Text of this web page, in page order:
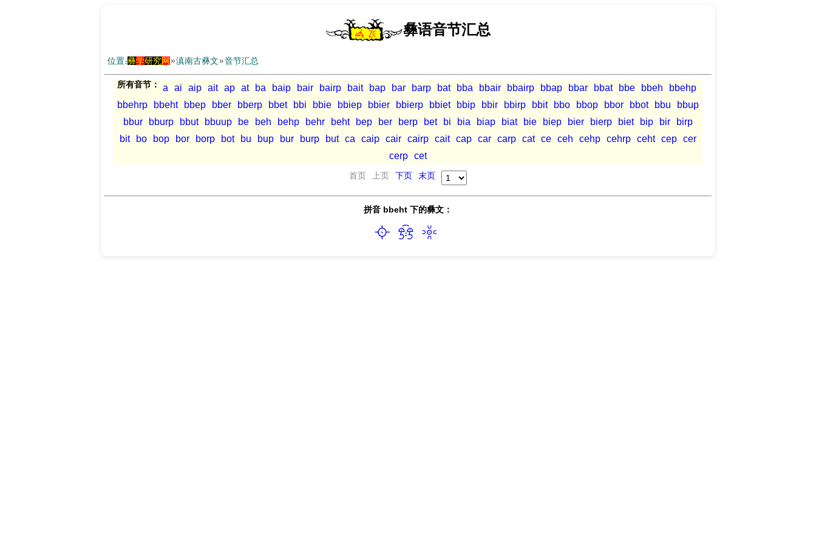
彝语音节汇总
位置：彝学研究网 »滇南古彝文 »音节汇总
所有音节： a ai aip ait ap at ba baip bair bairp bait bap bar barp bat bba bbair bbairp bbap bbar bbat bbe bbeh
bbehp
bbehrp
bbeht bbep bber bberp bbet bbi bbie bbiep bbier bbierp bbiet bbip bbir bbirp bbit bbo bbop bbor bbot bbu
bbup
bbur
bburp bbut bbuup be beh behp behr beht bep ber berp bet bi bia biap biat bie biep bier bierp biet bip bir
birp
bit
bo bop bor borp bot bu bup bur burp but ca caip cair cairp cait cap car carp cat ce ceh cehp cehrp ceht cep cer
cerp cet
首页 上页 下页 末页
拼音 bbeht 下的彝文：
  